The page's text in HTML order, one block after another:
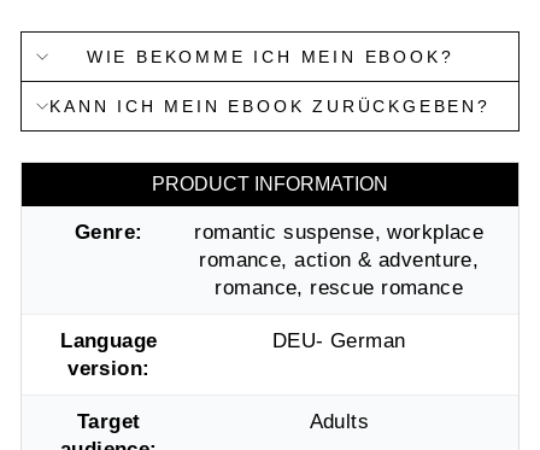
WIE BEKOMME ICH MEIN EBOOK?
KANN ICH MEIN EBOOK ZURÜCKGEBEN?
PRODUCT INFORMATION
Genre:
romantic suspense, workplace
romance, action & adventure,
romance, rescue romance
Language
version:
DEU- German
Target
Adults